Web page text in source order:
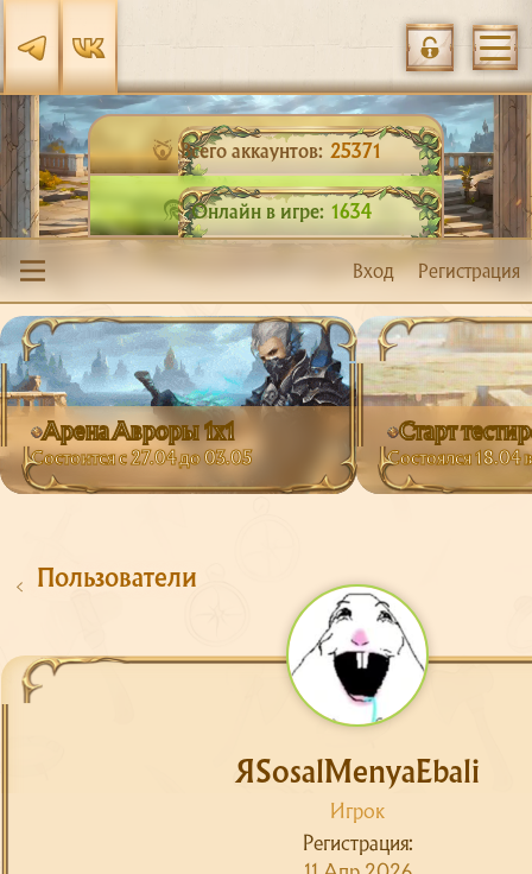
Сайт
Всего аккаунтов: 25371
Онлайн в игре: 1634
Вход Регистрация
Арена Авроры 1х1
Состоится с 27.04 до 03.05
Старт
Состоялся 18.04
Пользователи
ЯSosalMenyaEbali
Игрок
Регистрация